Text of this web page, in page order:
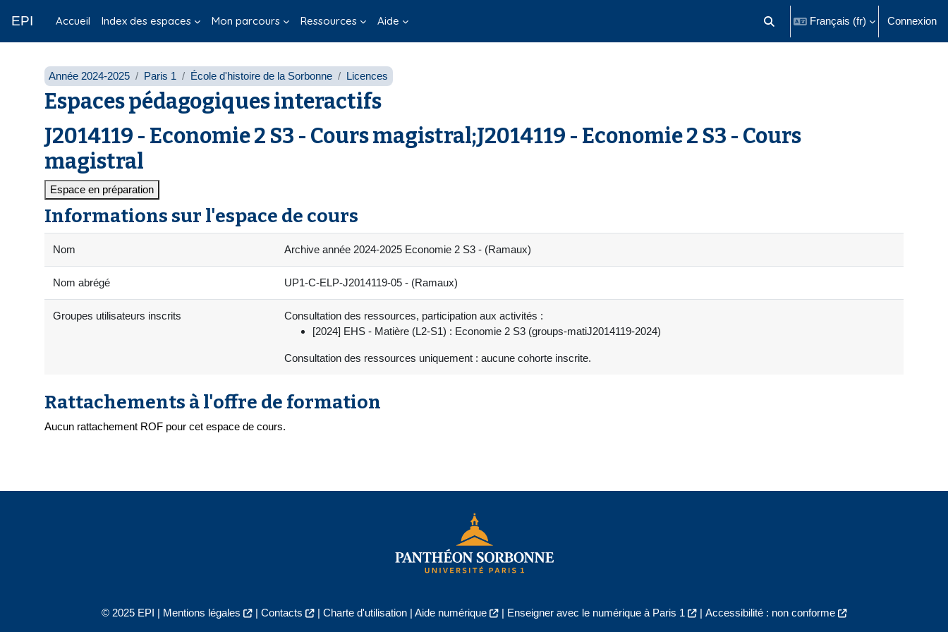
EPI Accueil Index des espaces Mon parcours Ressources Aide Activer/désactiver la saisie de
Français ‎(fr)‎ Connexion
Année 2024-2025 Paris 1 École d'histoire de la Sorbonne Licences
Espaces pédagogiques interactifs
J2014119 - Economie 2 S3 - Cours magistral;J2014119 - Economie 2 S3 - Cours
magistral
Espace en préparation
Informations sur l'espace de cours
Nom Archive année 2024-2025 Economie 2 S3 - (Ramaux)
Nom abrégé UP1-C-ELP-J2014119-05 - (Ramaux)
Groupes utilisateurs inscrits
Consultation des ressources, participation aux activités :
[2024] EHS - Matière (L2-S1) : Economie 2 S3 (groups-matiJ2014119-2024)
Consultation des ressources uniquement : aucune cohorte inscrite.
Rattachements à l'offre de formation
Aucun rattachement ROF pour cet espace de cours.
© 2025 EPI | Mentions légales | Contacts | Charte d'utilisation| Aide numérique | Enseigner avec le numérique à Paris 1 | Accessibilité : non conforme